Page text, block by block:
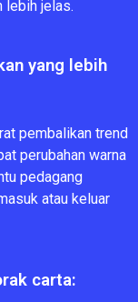
lebih jelas.
yang lebih
pembalikan trend
perubahan warna
pedagang
atau keluar
carta: